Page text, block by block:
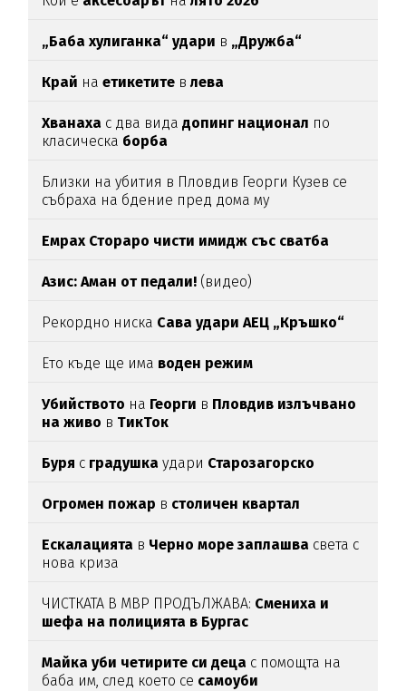
„Баба хулиганка“ удари в „Дружба“
Край наетикетите влева
Хванаха с два видадопинг национал по
класическа борба
Близки на убития в Пловдив Георги Кузев се
събраха на бдение пред дома му
Емрах Стораро чисти имидж със сватба
Азис: Аман от педали! (видео)
Рекордно ниска Сава удари АЕЦ „Кръшко“
Ето къде ще има воден режим
Убийството на Георги в Пловдив излъчвано
на живо в ТикТок
Буря с градушкаудари Старозагорско
Огромен пожар в столичен квартал
Ескалацията в Черно море заплашва света с
нова криза
ЧИСТКАТА В МВР ПРОДЪЛЖАВА: Смениха и
шефа на полицията в Бургас
Майка уби четирите си деца с помощта на
баба им, след което се самоуби